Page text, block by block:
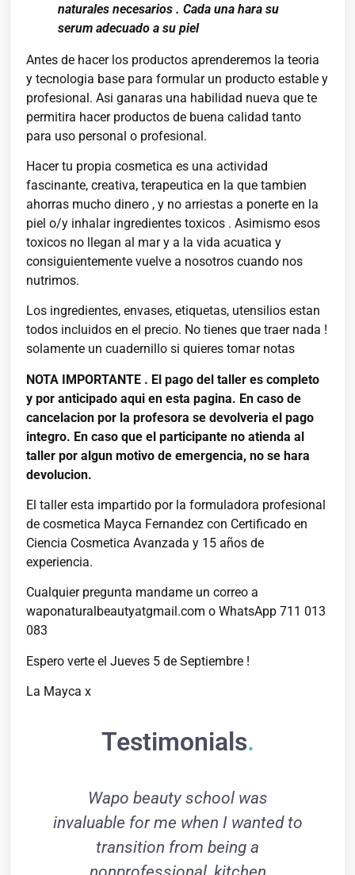
naturales necesarios . Cada una hara su
serum adecuado a su piel
Antes de hacer los productos aprenderemos la teoria
y tecnologia base para formular un producto estable y
profesional. Asi ganaras una habilidad nueva que te
permitira hacer productos de buena calidad tanto
para uso personal o profesional.
Hacer tu propia cosmetica es una actividad
fascinante, creativa, terapeutica en la que tambien
ahorras mucho dinero , y no arriestas a ponerte en la
piel o/y inhalar ingredientes toxicos . Asimismo esos
toxicos no llegan al mar y a la vida acuatica y
consiguientemente vuelve a nosotros cuando nos
nutrimos.
Los ingredientes, envases, etiquetas, utensilios estan
todos incluidos en el precio. No tienes que traer nada !
solamente un cuadernillo si quieres tomar notas
NOTA IMPORTANTE . El pago del taller es completo
y por anticipado aqui en esta pagina. En caso de
cancelacion por la profesora se devolveria el pago
integro. En caso que el participante no atienda al
taller por algun motivo de emergencia, no se hara
devolucion.
El taller esta impartido por la formuladora profesional
de cosmetica Mayca Fernandez con Certificado en
Ciencia Cosmetica Avanzada y 15 años de
experiencia.
Cualquier pregunta mandame un correo a
waponaturalbeautyatgmail.com o WhatsApp 711 013
083
Espero verte el Jueves 5 de Septiembre !
La Mayca x
Testimonials.
Wapo beauty school was
invaluable for me when I wanted to
transition from being a